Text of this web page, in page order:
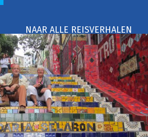
NAAR ALLE REISVERHALEN